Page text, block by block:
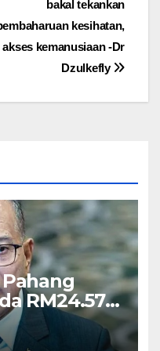
bakal tekankan
kesihatan,
akses kemanusiaan -Dr
Dzulkefly
RM24.57
Rosdy